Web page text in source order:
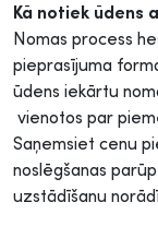
Kā notiek ūdens
Nomas process
pieprasījuma
ūdens iekārtu
vienotos par
Saņemsiet cenu
noslēgšanas
uzstādīšanu